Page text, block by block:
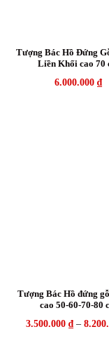
Tượng Bác Hồ Đứng
Liền Khối cao 70
6.000.000 ₫
Tượng Bác Hồ đứng
cao 50-60-70-80
3.500.000 ₫–